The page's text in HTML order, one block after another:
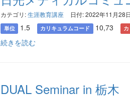
カテゴリ:生涯教育講座 日付: 2022年11月28
単位 1.5 カリキュラムコード 10,73
続きを読む
DUAL Seminar in 栃木